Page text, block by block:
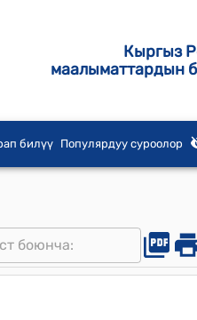
Кыргыз
маалыматтардын
билүү Популярдуу суроолор